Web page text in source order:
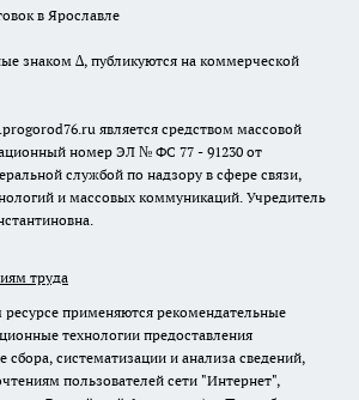
в Ярославле
знаком ∆, публикуются на коммерческой
является средством массовой
номер ЭЛ № ФС 77 - 91230 от
службой по надзору в сфере связи,
и массовых коммуникаций. Учредитель
труда
применяются рекомендательные
технологии предоставления
систематизации и анализа сведений,
пользователей сети "Интернет",